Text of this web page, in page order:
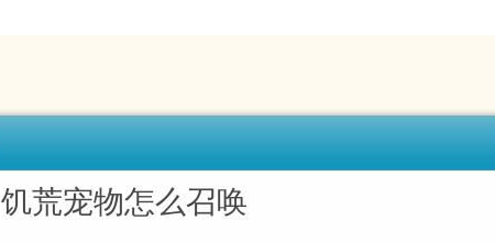
饥荒宠物怎么召唤